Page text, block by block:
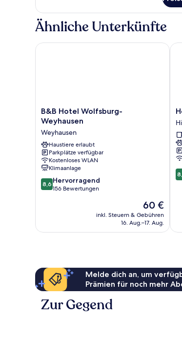
Einzelnutzung
anzeigen
Doppel-
oder
-
zur
Ähnliche Unterkünfte
B&B
Hotel
Wolfsburg-
Weyhausen
Weyhausen
B&B Hotel Wolfsburg-
Weyhausen
Weyhausen
Haustiere erlaubt
Parkplätze verfügbar
Kostenloses WLAN
Klimaanlage
8.6
von
8,6 Hervorragend
156 Bewertungen
Der
Preis
beträgt
60 €
inkl. Steuern & Gebühren
16. Aug.–17. Aug.
B&B Hotel Wolfsburg-Weyhausen
Melde dich an, um
Prämien für noch mehr
Zur Gegend